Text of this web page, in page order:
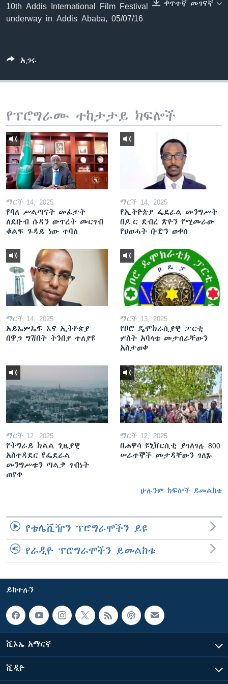
ቀጥተኛ መገናኛ
10th Addis International Film Festival
underway in Addis Ababa, 05/07/16
አጋሩ
የፕሮግራሙ ተከታታይ ክፍሎች
ማርች 14, 2025
የባለ ሥልጣናት መፈታት
ለደቡብ ሱዳን ውጥረት መርገብ
ቁልፍ ጉዳይ ነው ተባለ
ማርች 14, 2025
የኢትዮጵያ ፌደራል መንግሥት
በዶ.ር ደብረ ጽዮን የሚመራው
የህወሓት ቡድን ወቀሰ
ማርች 14, 2025
አይኤምኤፍ እና ኢትዮጵያ
በዋጋ ግሽበት ትንበያ ተለያዩ
ማርች 13, 2025
የቦሮ ዴሞክራሲያዊ ፓርቲ
ሦስት አባላቱ መታሰራቸውን
አስታወቀ
ማርች 12, 2025
የትግራይ ክልል ጊዜያዊ
አስተዳደር የፌደራል
መንግሥቱን ጣልቃ ገብነት
ጠየቀ
ማርች 12, 2025
በሐዋሳ ዩኒቨርሲቲ ያገለገሉ 800
ሠራተኞች መታዳቸውን ገለጹ
ሁሉንም ክፍሎች ይመልከቱ
የቴሌቪዥን ፕሮግራሞችን ይዩ
የራዲዮ ፕሮግራሞችን ይመልከቱ
ይከተሉን
ቪኦኤ አማርኛ
ቪዲዮ